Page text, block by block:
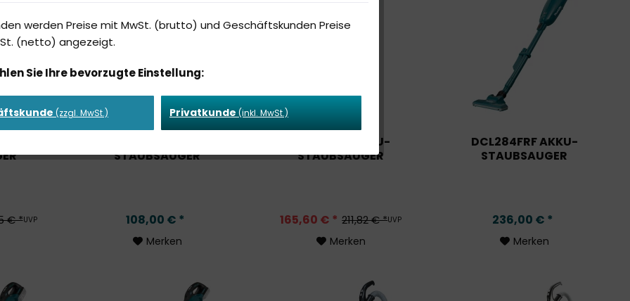
€ *UVP
0,75 l
STAUBSAUGER
108,00 € *
Merken
DCL283FZ AKKU-
STAUBSAUGER
211,82 € *UVP
165,60 € *
Merken
DCL284FRF AKKU-
STAUBSAUGER
236,00 € *
Merken
werden Preise mit MwSt. (brutto) und Geschäftskunden Preise
(netto) angezeigt.
Sie Ihre bevorzugte Einstellung:
(zzgl. MwSt.) Privatkunde (inkl. MwSt.)